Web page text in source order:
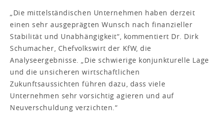
„Die mittelständischen Unternehmen haben derzeit
einen sehr ausgeprägten Wunsch nach finanzieller
Stabilität und Unabhängigkeit“, kommentiert Dr. Dirk
Schumacher, Chefvolkswirt der KfW, die
Analyseergebnisse. „Die schwierige konjunkturelle Lage
und die unsicheren wirtschaftlichen
Zukunftsaussichten führen dazu, dass viele
Unternehmen sehr vorsichtig agieren und auf
Neuverschuldung verzichten.“